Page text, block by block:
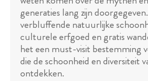
generaties lang zijn
verbluffende natuurlijke
culturele erfgoed en gratis
het een must-visit bestemming
die de schoonheid en diversiteit
ontdekken.